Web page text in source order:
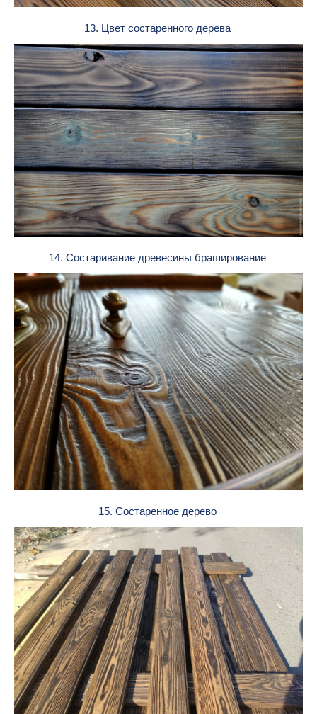
13. Цвет состаренного дерева
14. Состаривание древесины браширование
15. Состаренное дерево